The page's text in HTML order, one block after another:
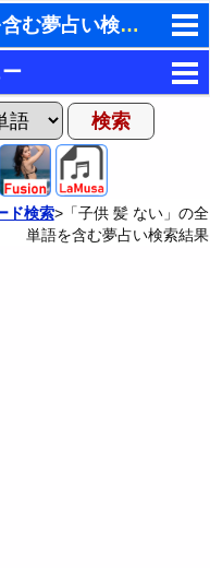
「子供 髪 ない」の全単語を含む夢占い検索結果
術
術
診断
無料占い
断
ド検索>「子供 髪 ない」の全
単語を含む夢占い検索結果